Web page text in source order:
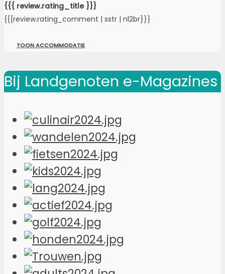
{{{ review.rating_title }}}
{{{review.rating_comment | sstr | nl2br}}}
TOON ACCOMMODATIE
Bij Landgenoten e-Magazines